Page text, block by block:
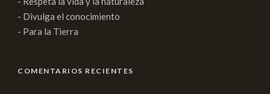
- Divulga el conocimiento
- Para la Tierra
COMENTARIOS RECIENTES